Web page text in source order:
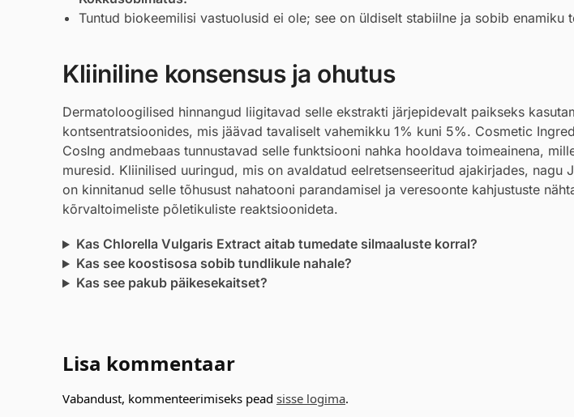
Tuntud biokeemilisi vastuolusid ei ole; see on üldiselt stabiilne ja sobib enamiku
Kliiniline konsensus ja ohutus
Dermatoloogilised hinnangud liigitavad selle ekstrakti järjepidevalt paikseks
kontsentratsioonides, mis jäävad tavaliselt vahemikku 1% kuni 5%. Cosmetic
CosIng andmebaas tunnustavad selle funktsiooni nahka hooldava toimeainena,
muresid. Kliinilised uuringud, mis on avaldatud eelretsenseeritud ajakirjades, nagu
on kinnitanud selle tõhusust nahatooni parandamisel ja veresoonte kahjustuste
kõrvaltoimeliste põletikuliste reaktsioonideta.
Kas Chlorella Vulgaris Extract aitab tumedate silmaaluste korral?
Kas see koostisosa sobib tundlikule nahale?
Kas see pakub päikesekaitset?
Lisa kommentaar
Vabandust, kommenteerimiseks pead sisse logima.